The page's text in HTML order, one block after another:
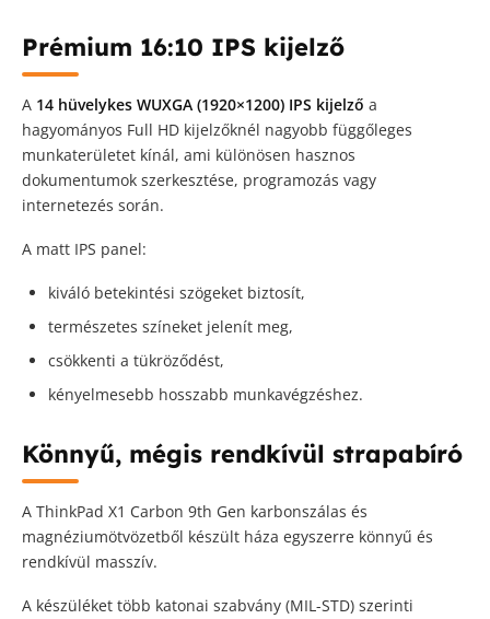
Prémium 16:10 IPS kijelző
A 14 hüvelykes WUXGA (1920×1200) IPS kijelző a
hagyományos Full HD kijelzőknél nagyobb függőleges
munkaterületet kínál, ami különösen hasznos
dokumentumok szerkesztése, programozás vagy
internetezés során.
A matt IPS panel:
kiváló betekintési szögeket biztosít,
természetes színeket jelenít meg,
csökkenti a tükröződést,
kényelmesebb hosszabb munkavégzéshez.
Könnyű, mégis rendkívül strapabíró
A ThinkPad X1 Carbon 9th Gen karbonszálas és
magnéziumötvözetből készült háza egyszerre könnyű és
rendkívül masszív.
A készüléket több katonai szabvány (MIL-STD) szerinti